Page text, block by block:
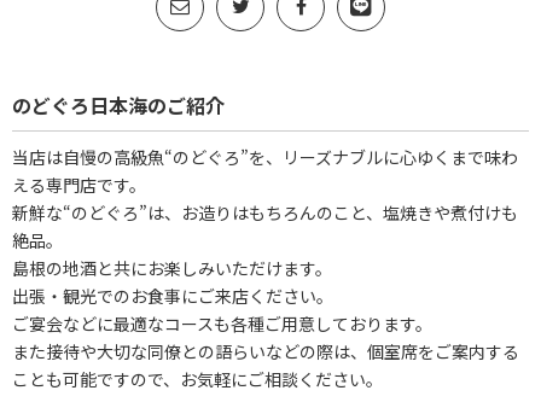
のどぐろ日本海のご紹介
当店は自慢の高級魚“のどぐろ”を、リーズナブルに心ゆくまで味わ
える専門店です。
新鮮な“のどぐろ”は、お造りはもちろんのこと、塩焼きや煮付けも
絶品。
島根の地酒と共にお楽しみいただけます。
出張・観光でのお食事にご来店ください。
ご宴会などに最適なコースも各種ご用意しております。
また接待や大切な同僚との語らいなどの際は、個室席をご案内する
ことも可能ですので、お気軽にご相談ください。